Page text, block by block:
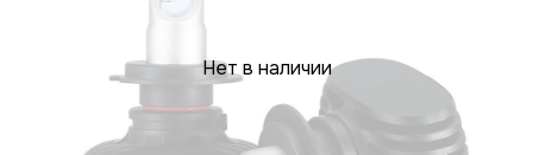
Нет в наличии